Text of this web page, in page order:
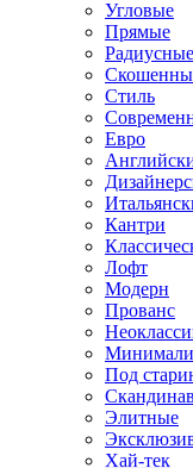
Угловые
Прямые
Радиусные
Стиль
Евро
Кантри
Лофт
Модерн
Прованс
Под
Элитные
Хай-тек